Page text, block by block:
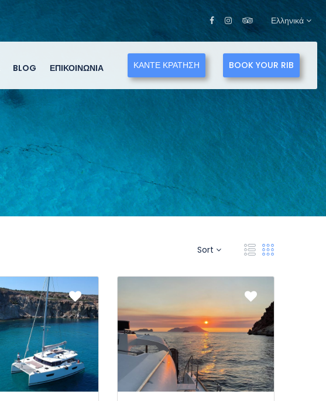
Ελληνικά
BLOG ΕΠΙΚΟΙΝΩΝΊΑ ΚΑΝΤΕ ΚΡΑΤΗΣΗ BOOK YOUR RIB
Sort